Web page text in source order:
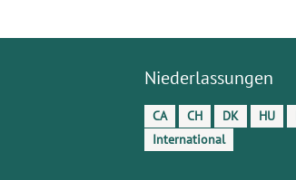
Niederlassungen
CA CH DK HU
International